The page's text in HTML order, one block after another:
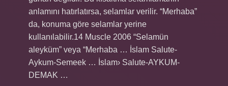
anlamını hatırlatırsa, selamlar verilir. “Merhaba”
da, konuma göre selamlar yerine
kullanılabilir.14 Muscle 2006 “Selamün
aleyküm” veya “Merhaba … İslam Salute-
Aykum-Semeek … İslam› Salute-AYKUM-
DEMAK …